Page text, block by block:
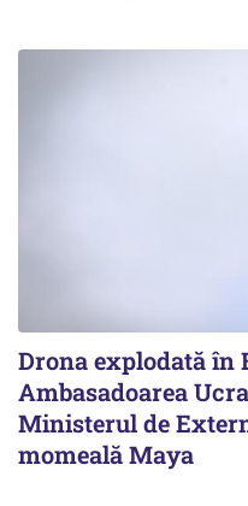
Drona explodată în
Ambasadoarea
Ministerul de
momeală Maya